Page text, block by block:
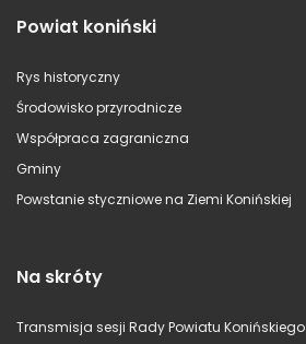
Powiat koniński
Rys historyczny
Środowisko przyrodnicze
Współpraca zagraniczna
Gminy
Powstanie styczniowe na Ziemi Konińskiej
Na skróty
Transmisja sesji Rady Powiatu Konińskiego